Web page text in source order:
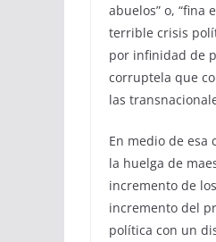
abuelos” o, “fina
terrible crisis
por infinidad de
corruptela que
las
En medio de
la huelga de
incremento de
incremento del
política con un